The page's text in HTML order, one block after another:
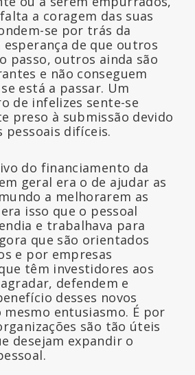
a coragem das suas
se por trás da
esperança de que outros
passo, outros ainda são
e não conseguem
está a passar. Um
de infelizes sente-se
preso à submissão devido
pessoais difíceis.
do financiamento da
geral era o de ajudar as
a melhorarem as
isso que o pessoal
e trabalhava para
que são orientados
e por empresas
têm investidores aos
defendem e
desses novos
mesmo entusiasmo. É por
são tão úteis
desejam expandir o